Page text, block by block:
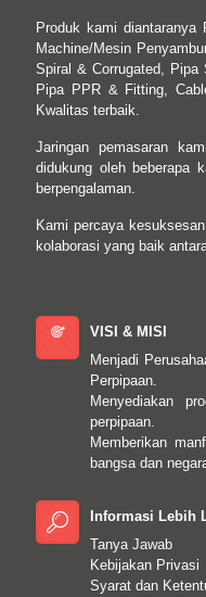
Produk kami
Machine/Mesin
Spiral & Corrugated,
Pipa PPR & Fitting,
Kwalitas terbaik.
Jaringan pemasaran
didukung oleh beberapa
berpengalaman.
Kami percaya
kolaborasi yang baik
VISI & MISI
Menjadi
Perpipaan.
Menyediakan
perpipaan.
Memberikan
bangsa dan
Informasi Lebih
Tanya Jawab
Kebijakan Privasi
Syarat dan